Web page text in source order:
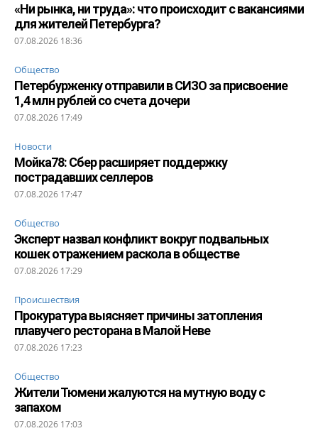
«Ни рынка, ни труда»: что происходит с вакансиями
для жителей Петербурга?
07.08.2026 18:36
Общество
Петербурженку отправили в СИЗО за присвоение
1,4 млн рублей со счета дочери
07.08.2026 17:49
Новости
Мойка78: Сбер расширяет поддержку
пострадавших селлеров
07.08.2026 17:47
Общество
Эксперт назвал конфликт вокруг подвальных
кошек отражением раскола в обществе
07.08.2026 17:29
Происшествия
Прокуратура выясняет причины затопления
плавучего ресторана в Малой Неве
07.08.2026 17:23
Общество
Жители Тюмени жалуются на мутную воду с
запахом
07.08.2026 17:03